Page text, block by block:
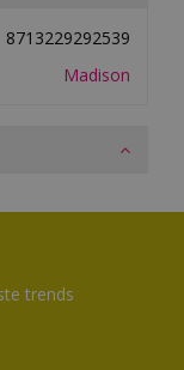
8713229292539
Madison
trends